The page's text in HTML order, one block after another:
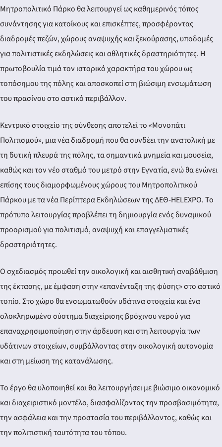
Μητροπολιτικό Πάρκο θα λειτουργεί ως καθημερινός τόπος
συνάντησης για κατοίκους και επισκέπτες, προσφέροντας
διαδρομές πεζών, χώρους αναψυχής και ξεκούρασης, υποδομές
για πολιτιστικές εκδηλώσεις και αθλητικές δραστηριότητες. Η
πρωτοβουλία τιμά τον ιστορικό χαρακτήρα του χώρου ως
τοπόσημου της πόλης και αποσκοπεί στη βιώσιμη ενσωμάτωση
του πρασίνου στο αστικό περιβάλλον.
Κεντρικό στοιχείο της σύνθεσης αποτελεί το «Μονοπάτι
Πολιτισμού», μια νέα διαδρομή που θα συνδέει την ανατολική με
τη δυτική πλευρά της πόλης, τα σημαντικά μνημεία και μουσεία,
καθώς και τον νέο σταθμό του μετρό στην Εγνατία, ενώ θα ενώνει
επίσης τους διαμορφωμένους χώρους του Μητροπολιτικού
Πάρκου με τα νέα Περίπτερα Εκδηλώσεων της ΔΕΘ-HELEXPO. Το
πρότυπο λειτουργίας προβλέπει τη δημιουργία ενός δυναμικού
προορισμού για πολιτισμό, αναψυχή και επαγγελματικές
δραστηριότητες.
Ο σχεδιασμός προωθεί την οικολογική και αισθητική αναβάθμιση
της έκτασης, με έμφαση στην «επανένταξη της φύσης» στο αστικό
τοπίο. Στο χώρο θα ενσωματωθούν υδάτινα στοιχεία και ένα
ολοκληρωμένο σύστημα διαχείρισης βρόχινου νερού για
επαναχρησιμοποίηση στην άρδευση και στη λειτουργία των
υδάτινων στοιχείων, συμβάλλοντας στην οικολογική αυτονομία
και στη μείωση της κατανάλωσης.
Το έργο θα υλοποιηθεί και θα λειτουργήσει με βιώσιμο οικονομικό
και διαχειριστικό μοντέλο, διασφαλίζοντας την προσβασιμότητα,
την ασφάλεια και την προστασία του περιβάλλοντος, καθώς και
την πολιτιστική ταυτότητα του τόπου.